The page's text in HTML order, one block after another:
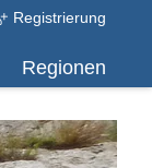
Registrierung
Regionen